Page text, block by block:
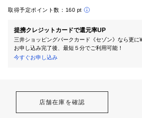
取得予定ポイント数： 160 pt
提携クレジットカードで還元率UP
三井ショッピングパークカード《セゾン》なら更に
お申し込み完了後、最短５分でご利用可能！
今すぐお申し込み
店舗在庫を確認